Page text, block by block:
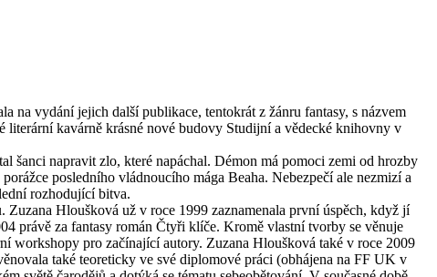
na vydání jejich další publikace, tentokrát z žánru fantasy, s názvem
literární kavárně krásné nové budovy Studijní a vědecké knihovny v
šanci napravit zlo, které napáchal. Démon má pomoci zemi od hrozby
posledního vládnoucího mága Beaha. Nebezpečí ale nezmizí a
rozhodující bitva.
Hloušková už v roce 1999 zaznamenala první úspěch, když jí
právě za fantasy román Čtyři klíče. Kromě vlastní tvorby se věnuje
workshopy pro začínající autory. Zuzana Hloušková také v roce 2009
také teoreticky ve své diplomové práci (obhájena na FF UK v